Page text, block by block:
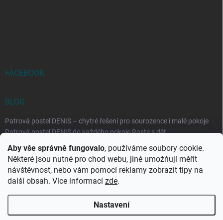
Aby vše správně fungovalo, používáme soubory cookie.
Některé jsou nutné pro chod webu, jiné umožňují měřit
návštěvnost, nebo vám pomocí reklamy zobrazit tipy na
další obsah. Více informací zde.
Nastavení
FACEBOOK
BLOG
Patrová postel DENIS – chytré řešení pro sourozence i malé pokoje
Patrová postel DENIS do každého pokoje Roste s dět...
Rozkládací postele RELAX – ideální řešení pro malé prostory i
každodenní spaní
Rozkládací postel, která se přizpůsobí vašemu živo...